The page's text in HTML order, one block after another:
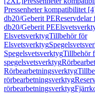
Pressenheter kompatibilitet
db20/Geberit PE
db20/Geberit PE
ElsvetsverktygTillbehör för
Elsvetsverktyg
SpegelsvetsverktygTillbehör
spegelsvetsverktyg
Rörbearbetningsverktyg
rörbearbetningsverktyg
rörbearbetningsverktyg